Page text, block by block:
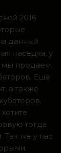
2016
данный
наседка, у
мы продаем
Ещё
а также
тогда
же у нас